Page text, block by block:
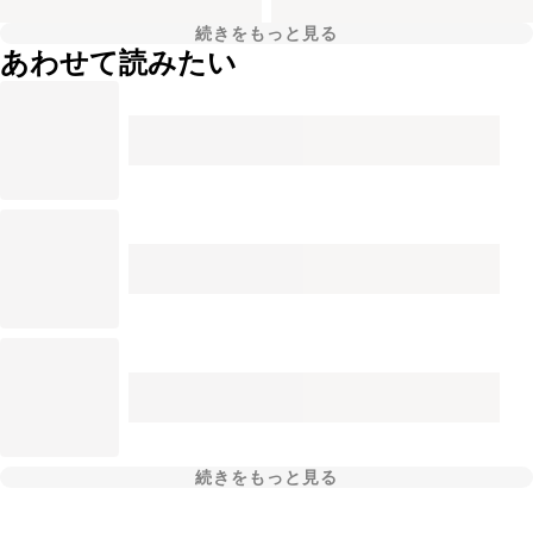
続きをもっと見る
あわせて読みたい
続きをもっと見る